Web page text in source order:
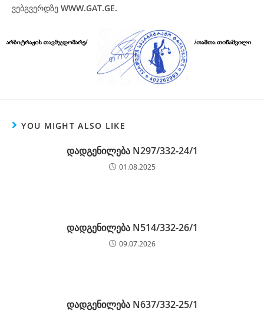
ვებგვერდზე WWW.GAT.GE.
YOU MIGHT ALSO LIKE
დადგენილება N297/332-24/1
01.08.2025
დადგენილება N514/332-26/1
09.07.2026
დადგენილება N637/332-25/1